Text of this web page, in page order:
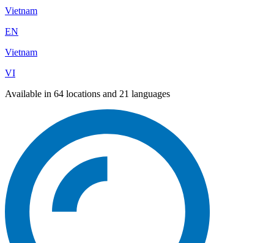
Vietnam
EN
Vietnam
VI
Available in 64 locations and 21 languages